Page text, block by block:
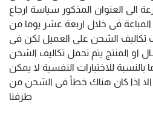
الى العنوان المذكور سياسة ارجاع
فى خلال اربعة عشر يوما من
تكاليف الشحن على العميل لكن فى
او المنتج يتم تحمل تكاليف الشحن
بالنسبة للاختبارات النفسية لا يمكن
اذا كان هناك خطأ فى الشحن من
طرفنا